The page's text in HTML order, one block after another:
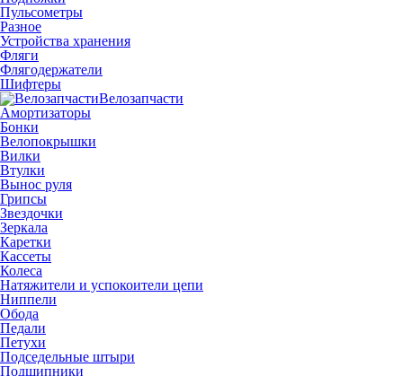
Пульсометры
Разное
Устройства хранения
Фляги
Флягодержатели
Шифтеры
Велозапчасти
Амортизаторы
Бонки
Велопокрышки
Вилки
Втулки
Вынос руля
Грипсы
Звездочки
Зеркала
Каретки
Кассеты
Колеса
Натяжители и успокоители цепи
Ниппели
Обода
Педали
Петухи
Подседельные штыри
Подшипники